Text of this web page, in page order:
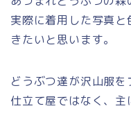
実際に着用した写真
きたいと思います。
どうぶつ達が沢山服
仕立て屋ではなく、